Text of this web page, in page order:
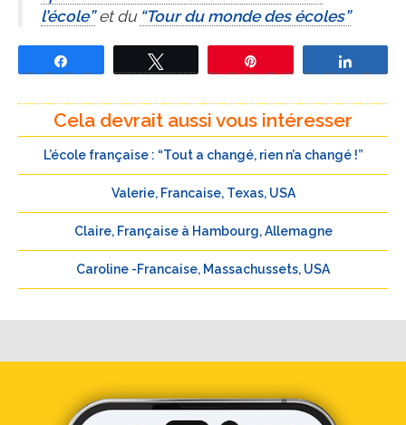
l’école”et du “Tour du monde des écoles”
Cela devrait aussi vous intéresser
L’école française : “Tout a changé, rien n’a changé !”
Valerie, Francaise, Texas, USA
Claire, Française à Hambourg, Allemagne
Caroline -Francaise, Massachussets, USA